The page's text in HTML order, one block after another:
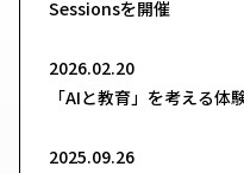
Sessionsを開催
2026.02.20
「AIと教育」を考える体
2025.09.26